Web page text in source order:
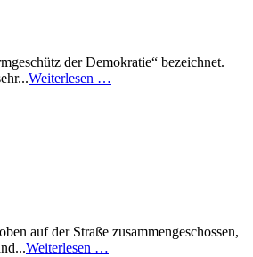
der Demokratie“ bezeichnet.
Weiterlesen …
auf der Straße zusammengeschossen,
Weiterlesen …